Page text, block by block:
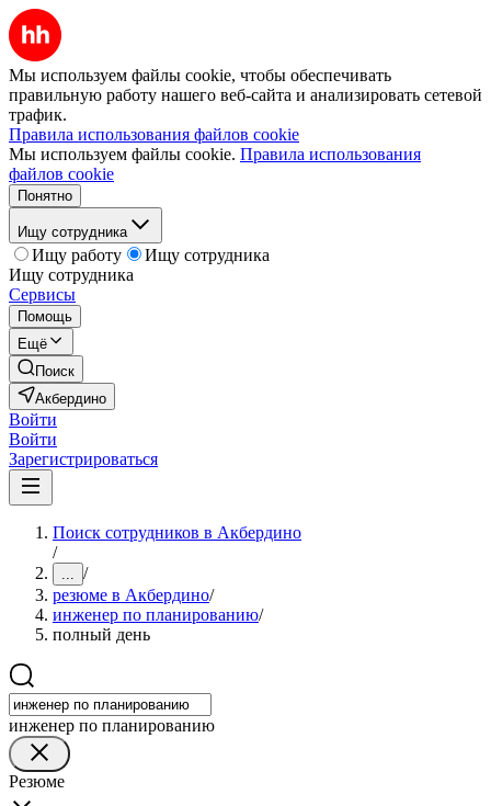
Мы используем файлы cookie, чтобы обеспечивать
правильную работу нашего веб-сайта и анализировать сетевой
трафик.
Правила использования файлов cookie
Мы используем файлы cookie. Правила использования
файлов cookie
Понятно
Ищу сотрудника
Ищу работу
Ищу сотрудника
Ищу сотрудника
Сервисы
Помощь
Ещё
Поиск
Акбердино
Войти
Войти
Зарегистрироваться
Поиск сотрудников в Акбердино
/
... /
резюме в Акбердино/
инженер по планированию/
полный день
инженер по планированию
Резюме